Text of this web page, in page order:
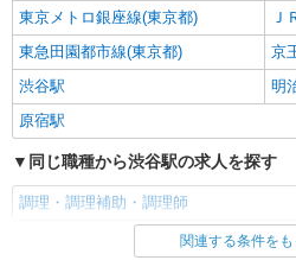
記2店舗を中心に、
の店舗（荻窪、高
ヶ谷など）で勤務
オファーごとに確
キープ
アルバイト
ケンタッキーフライドチキン エリア
［1］吉祥寺南
町1-4-1 ［2］永福
記2店舗を中心に
東京メトロ銀座線(東京都)
Ｊ
東急田園都市線(東京都)
京
渋谷駅
明
原宿駅
同じ職種から渋谷駅の求人を探す
調理・調理補助・調理師
同じ雇用形態から渋谷駅の求人を探
関連する条件を